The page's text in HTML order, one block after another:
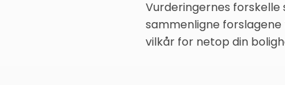
Vurderingernes
sammenligne
vilkår for netop din